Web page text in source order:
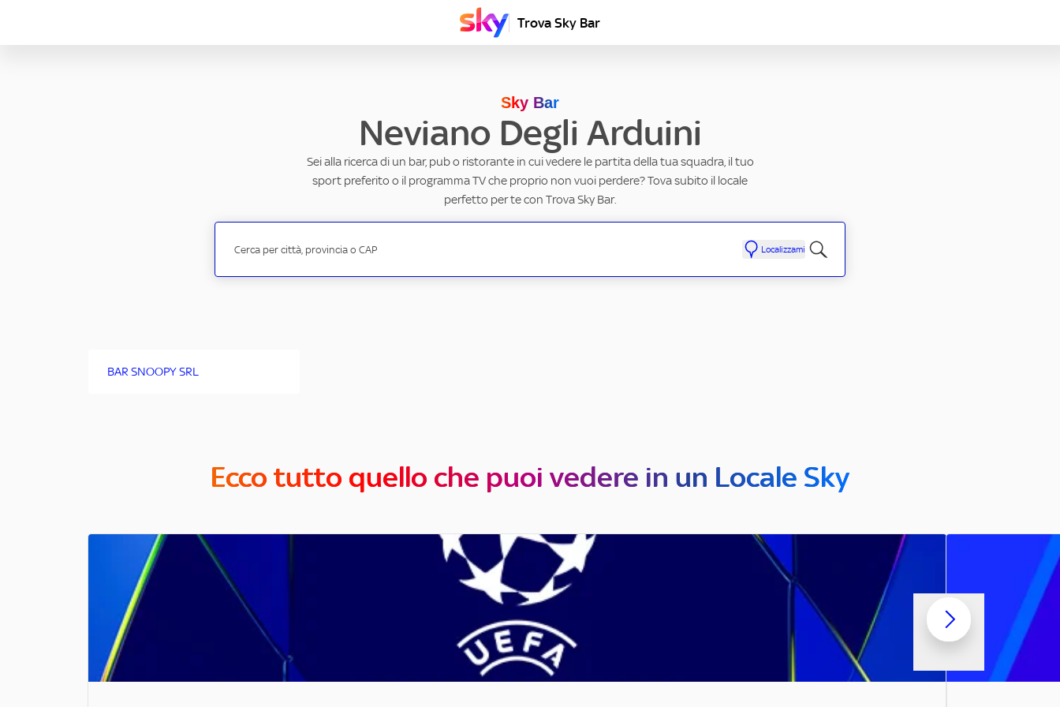
Trova Sky Bar
Sky Bar
Neviano Degli Arduini
Sei alla ricerca di un bar, pub o ristorante in cui vedere le partita della tua squadra, il tuo
sport preferito o il programma TV che proprio non vuoi perdere? Tova subito il locale
perfetto per te con Trova Sky Bar.
Localizzami
BAR SNOOPY SRL
Ecco tutto quello che puoi vedere in un Locale Sky